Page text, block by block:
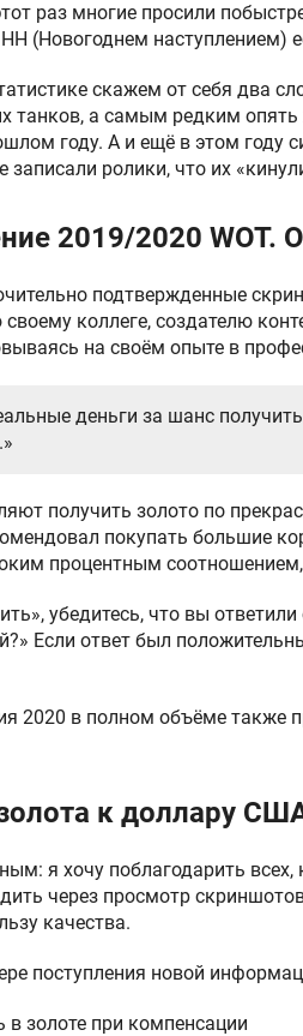
раз многие просили
(Новогоднем наступлением)
скажем от себя два
танков, а самым редким
году. А и ещё в этом году
ролики, что их
2019/2020
подтвержденные
коллеге, создателю
на своём опыте в
деньги за шанс
получить золото по
покупать большие
процентным
убедитесь, что вы
Если ответ был
2020 в полном объёме также
к доллару
я хочу поблагодарить
через просмотр
качества.
поступления новой
золоте при компенсации